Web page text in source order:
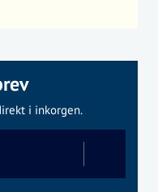
i inkorgen.